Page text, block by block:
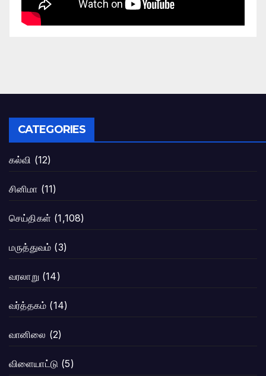
CATEGORIES
கல்வி (12)
சினிமா (11)
செய்திகள் (1,108)
மருத்துவம் (3)
வரலாறு (14)
வர்த்தகம் (14)
வானிலை (2)
விளையாட்டு (5)